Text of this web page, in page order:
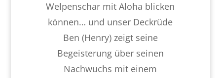
Welpenschar mit Aloha blicken
können… und unser Deckrüde
Ben (Henry) zeigt seine
Begeisterung über seinen
Nachwuchs mit einem